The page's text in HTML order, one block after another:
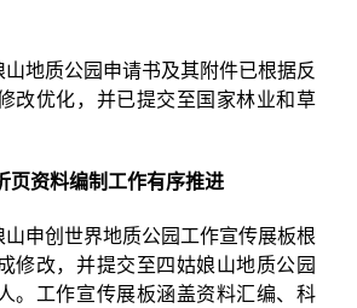
地质公园申请书及其附件已根据反
改优化，并已提交至国家林业和草
页资料编制工作有序推进
申创世界地质公园工作宣传展板根
修改，并提交至四姑娘山地质公园
。工作宣传展板涵盖资料汇编、科